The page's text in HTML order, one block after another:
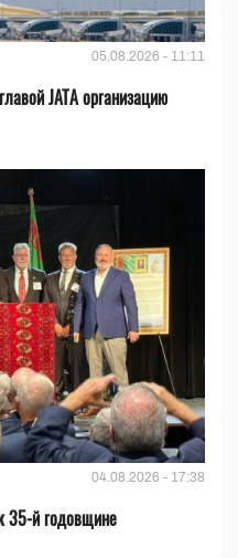
05.08.2026 - 11:11
JATA организацию
04.08.2026 - 17:38
35-й годовщине